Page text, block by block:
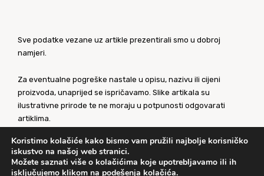
Sve podatke vezane uz artikle prezentirali smo u dobroj
namjeri.
Za eventualne pogreške nastale u opisu, nazivu ili cijeni
proizvoda, unaprijed se ispričavamo. Slike artikala su
ilustrativne prirode te ne moraju u potpunosti odgovarati
artiklima.
Za sve eventualne nejasnoće kontaktirajte nas putem
našeg
kontaktnog obrasca.
Koristimo kolačiće kako bismo vam pružili najbolje korisničko
iskustvo na našoj web stranici.
Možete saznati više o kolačićima koje upotrebljavamo ili ih
isključujemo klikom na podešenja kolačića.